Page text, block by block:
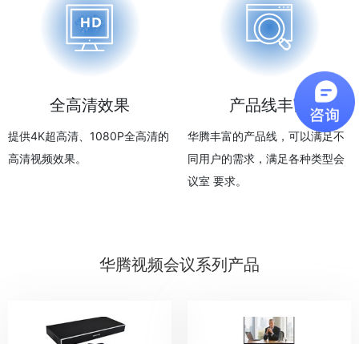
全高清效果
提供4K超高清、1080P全高清的
高清视频效果。
产品线丰富
华腾丰富的产品线，可以满足不
同用户的需求，满足各种类型会
议室 要求。
华腾视频会议系列产品